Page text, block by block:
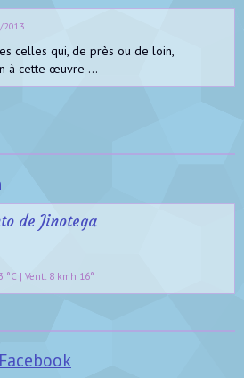
2013
celles qui, de près ou de loin,
à cette œuvre ...
de Jinotega
°C | Vent: 8 kmh 16°